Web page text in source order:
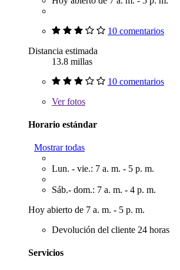
10 comentarios
Distancia estimada
13.8 millas
10 comentarios
Verfotos
Horario estándar
Mostrar todas
Lun. - vie.: 7 a. m. - 5 p. m.
Sáb.- dom.: 7 a. m. - 4 p. m.
Hoy abierto de 7 a. m. - 5 p. m.
Devolución del cliente 24 horas
Servicios